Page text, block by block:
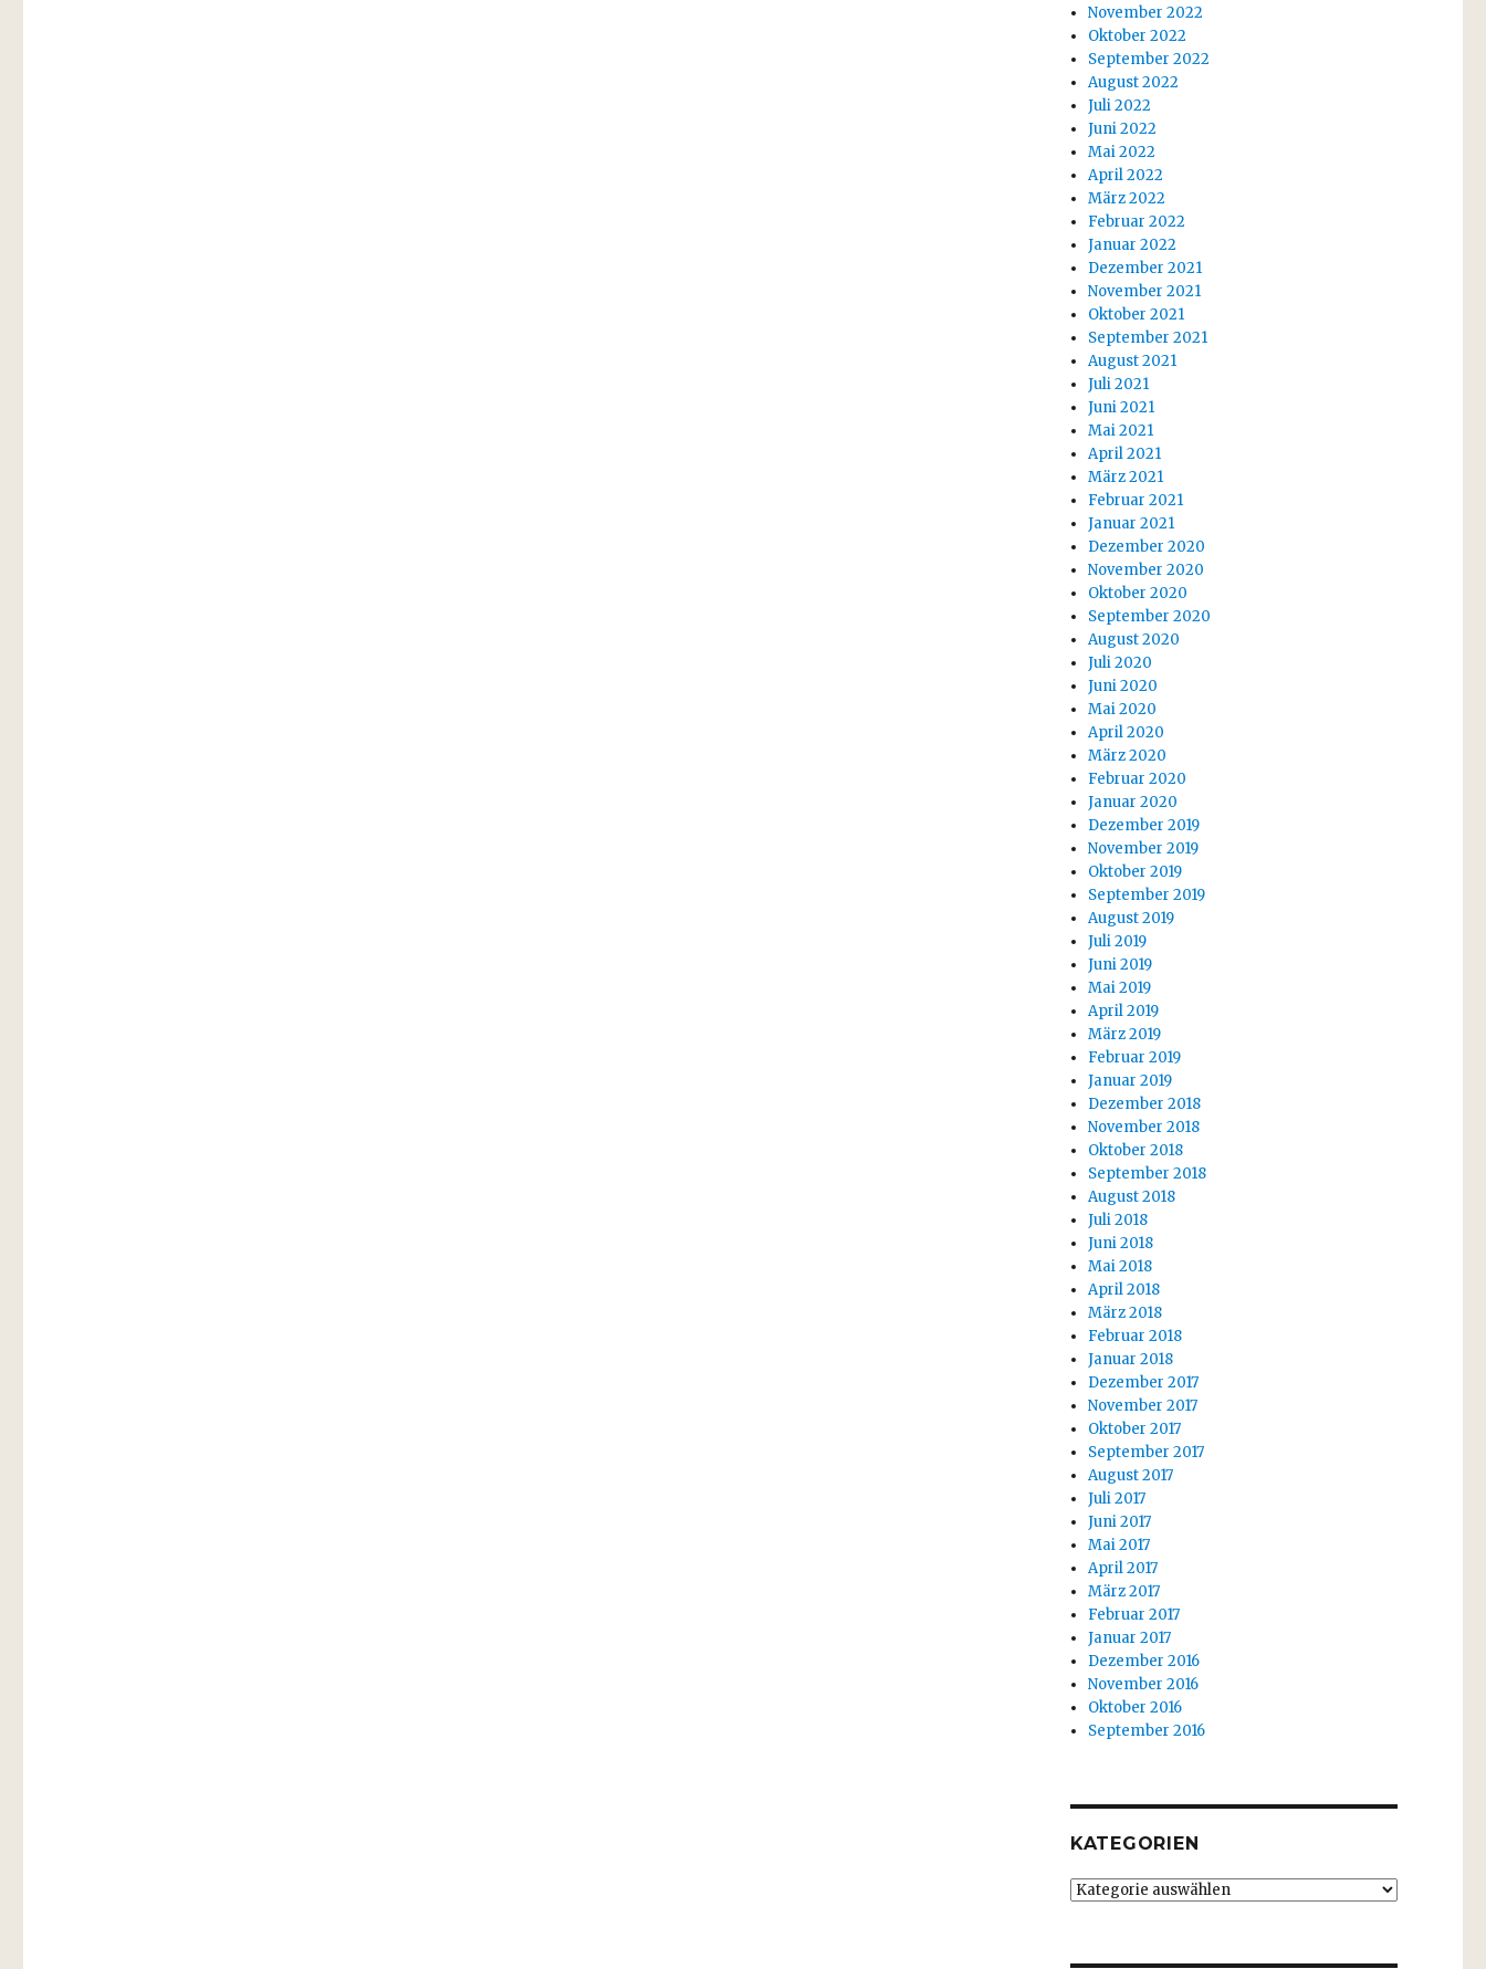
November 2022
Oktober 2022
September 2022
August 2022
Juli 2022
Juni 2022
Mai 2022
April 2022
März 2022
Februar 2022
Januar 2022
Dezember 2021
November 2021
Oktober 2021
September 2021
August 2021
Juli 2021
Juni 2021
Mai 2021
April 2021
März 2021
Februar 2021
Januar 2021
Dezember 2020
November 2020
Oktober 2020
September 2020
August 2020
Juli 2020
Juni 2020
Mai 2020
April 2020
März 2020
Februar 2020
Januar 2020
Dezember 2019
November 2019
Oktober 2019
September 2019
August 2019
Juli 2019
Juni 2019
Mai 2019
April 2019
März 2019
Februar 2019
Januar 2019
Dezember 2018
November 2018
Oktober 2018
September 2018
August 2018
Juli 2018
Juni 2018
Mai 2018
April 2018
März 2018
Februar 2018
Januar 2018
Dezember 2017
November 2017
Oktober 2017
September 2017
August 2017
Juli 2017
Juni 2017
Mai 2017
April 2017
März 2017
Februar 2017
Januar 2017
Dezember 2016
November 2016
Oktober 2016
September 2016
KATEGORIEN
Kategorien